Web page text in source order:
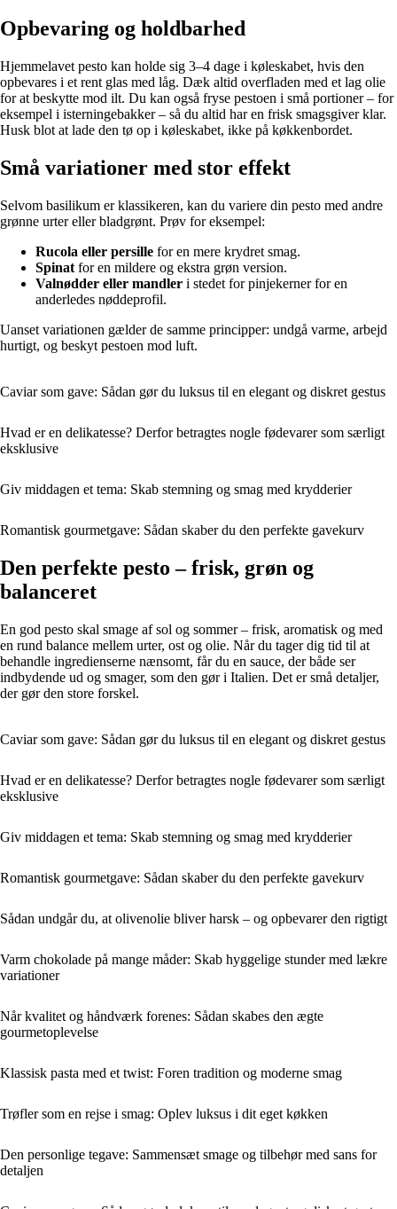
Opbevaring og holdbarhed
Hjemmelavet pesto kan holde sig 3–4 dage i køleskabet, hvis den
opbevares i et rent glas med låg. Dæk altid overfladen med et lag olie
for at beskytte mod ilt. Du kan også fryse pestoen i små portioner – for
eksempel i isterningebakker – så du altid har en frisk smagsgiver klar.
Husk blot at lade den tø op i køleskabet, ikke på køkkenbordet.
Små variationer med stor effekt
Selvom basilikum er klassikeren, kan du variere din pesto med andre
grønne urter eller bladgrønt. Prøv for eksempel:
Rucola eller persille for en mere krydret smag.
Spinat for en mildere og ekstra grøn version.
Valnødder eller mandler i stedet for pinjekerner for en
anderledes nøddeprofil.
Uanset variationen gælder de samme principper: undgå varme, arbejd
hurtigt, og beskyt pestoen mod luft.
Caviar som gave: Sådan gør du luksus til en elegant og diskret gestus
Hvad er en delikatesse? Derfor betragtes nogle fødevarer som særligt
eksklusive
Giv middagen et tema: Skab stemning og smag med krydderier
Romantisk gourmetgave: Sådan skaber du den perfekte gavekurv
Den perfekte pesto – frisk, grøn og
balanceret
En god pesto skal smage af sol og sommer – frisk, aromatisk og med
en rund balance mellem urter, ost og olie. Når du tager dig tid til at
behandle ingredienserne nænsomt, får du en sauce, der både ser
indbydende ud og smager, som den gør i Italien. Det er små detaljer,
der gør den store forskel.
Caviar som gave: Sådan gør du luksus til en elegant og diskret gestus
Hvad er en delikatesse? Derfor betragtes nogle fødevarer som særligt
eksklusive
Giv middagen et tema: Skab stemning og smag med krydderier
Romantisk gourmetgave: Sådan skaber du den perfekte gavekurv
Sådan undgår du, at olivenolie bliver harsk – og opbevarer den rigtigt
Varm chokolade på mange måder: Skab hyggelige stunder med lækre
variationer
Når kvalitet og håndværk forenes: Sådan skabes den ægte
gourmetoplevelse
Klassisk pasta med et twist: Foren tradition og moderne smag
Trøfler som en rejse i smag: Oplev luksus i dit eget køkken
Den personlige tegave: Sammensæt smage og tilbehør med sans for
detaljen